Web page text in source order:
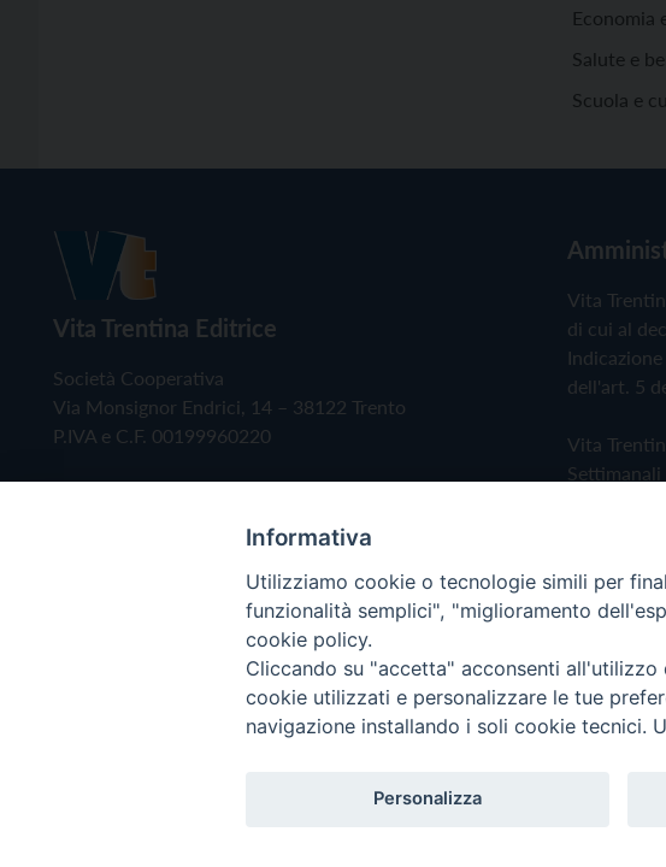
Economia
Salute e
Scuola e
Vita Trentina Editrice
Società Cooperativa
Via Monsignor Endrici, 14 – 38122 Trento
P.IVA e C.F. 00199960220
Vita
di cui al
dell'art. 5
Vita
Privacy
Copyright © 2019 - Tutti i diritti riservati - Vita Trentina
Informativa
Utilizziamo cookie o tecnologie simili per
funzionalità semplici", "miglioramento
cookie policy.
Cliccando su "accetta" acconsenti
cookie utilizzati e personalizzare le tue
navigazione installando i soli cookie tecnici.
Personalizza